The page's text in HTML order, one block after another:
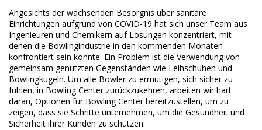
Angesichts der wachsenden Besorgnis über sanitäre
Einrichtungen aufgrund von COVID-19 hat sich unser Team aus
Ingenieuren und Chemikern auf Lösungen konzentriert, mit
denen die Bowlingindustrie in den kommenden Monaten
konfrontiert sein könnte. Ein Problem ist die Verwendung von
gemeinsam genutzten Gegenständen wie Leihschuhen und
Bowlingkugeln. Um alle Bowler zu ermutigen, sich sicher zu
fühlen, in Bowling Center zurückzukehren, arbeiten wir hart
daran, Optionen für Bowling Center bereitzustellen, um zu
zeigen, dass sie Schritte unternehmen, um die Gesundheit und
Sicherheit ihrer Kunden zu schützen.